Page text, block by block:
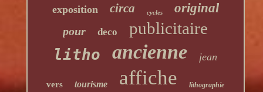
exposition circa cycles original
pour deco publicitaire
litho ancienne jean
vers tourisme affiche lithographie